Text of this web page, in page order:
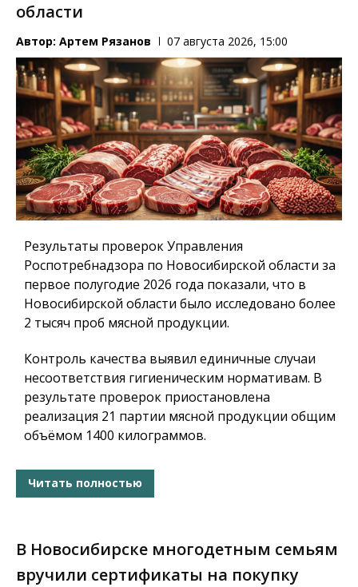
области
Автор: Артем Рязанов 07 августа 2026, 15:00
Результаты проверок Управления
Роспотребнадзора по Новосибирской области за
первое полугодие 2026 года показали, что в
Новосибирской области было исследовано более
2 тысяч проб мясной продукции.
Контроль качества выявил единичные случаи
несоответствия гигиеническим нормативам. В
результате проверок приостановлена
реализация 21 партии мясной продукции общим
объёмом 1400 килограммов.
Читать полностью
В Новосибирске многодетным семьям
вручили сертификаты на покупку